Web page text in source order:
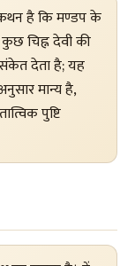
है कि मण्डप के
चिह्न देवी की
देता है; यह
मान्य है,
पुष्टि